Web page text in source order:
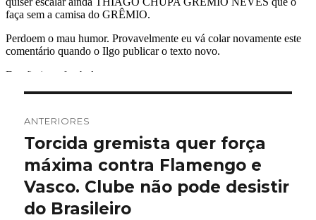
de
Post
ANTERIORES
Post
anterior:
Torcida gremista quer força
máxima contra Flamengo e
Vasco. Clube não pode desistir
do Brasileiro